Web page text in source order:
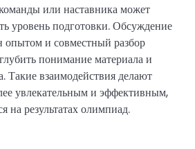
или наставника может
уровень подготовки. Обсуждение
опытом и совместный разбор
понимание материала и
Такие взаимодействия делают
увлекательным и эффективным,
на результатах олимпиад.